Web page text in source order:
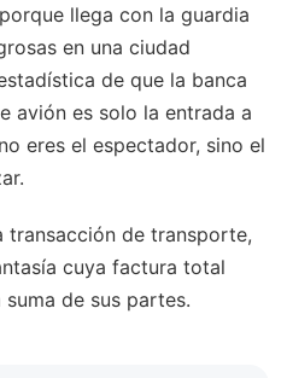
llega con la guardia
en una ciudad
de que la banca
avión es solo la entrada a
eres el espectador, sino el
transacción de transporte,
cuya factura total
de sus partes.